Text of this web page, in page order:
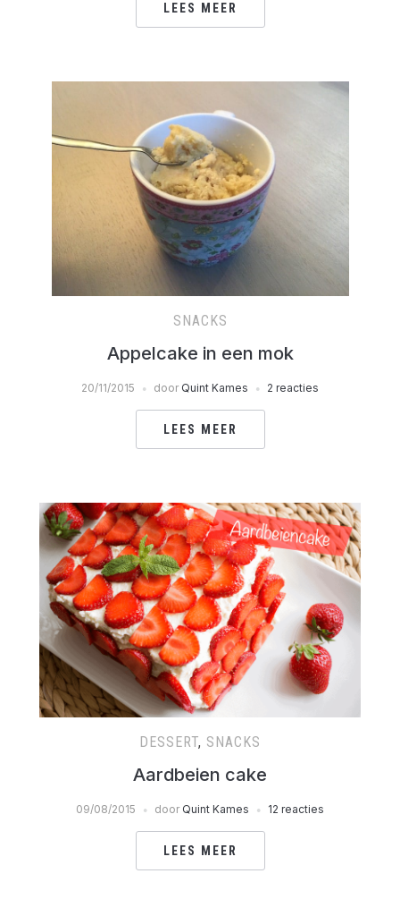
LEES MEER
SNACKS
Appelcake in een mok
20/11/2015 door Quint Kames 2 reacties
LEES MEER
DESSERT, SNACKS
Aardbeien cake
09/08/2015 door Quint Kames 12 reacties
LEES MEER